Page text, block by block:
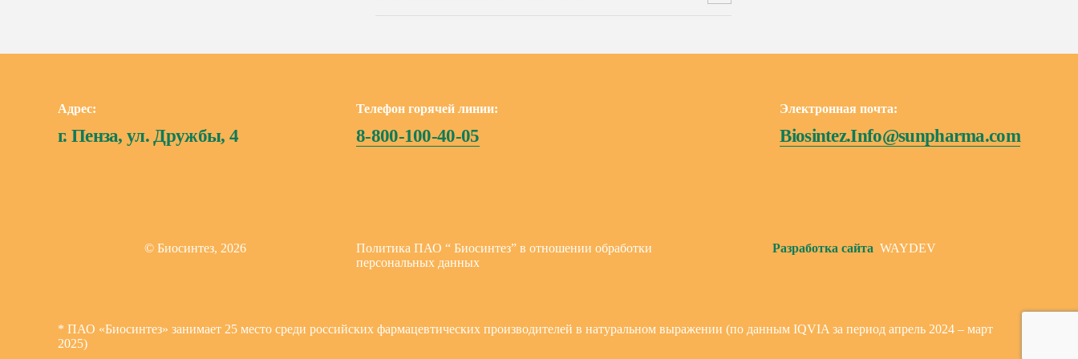
Адрес:
г. Пенза, ул. Дружбы, 4
Телефон горячей линии:
8-800-100-40-05
Электронная почта:
Biosintez.Info@sunpharma.com
© Биосинтез, 2026
Политика ПАО “ Биосинтез” в отношении обработки
персональных данных
Разработка сайта WAYDEV
* ПАО «Биосинтез» занимает 25 место среди российских фармацевтических производителей в натуральном выражении (по данным IQVIA за период апрель 2024 – март
2025)